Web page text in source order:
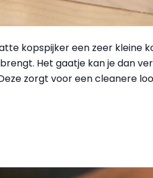
kopspijker een zeer kleine
Het gaatje kan je dan
zorgt voor een cleanere